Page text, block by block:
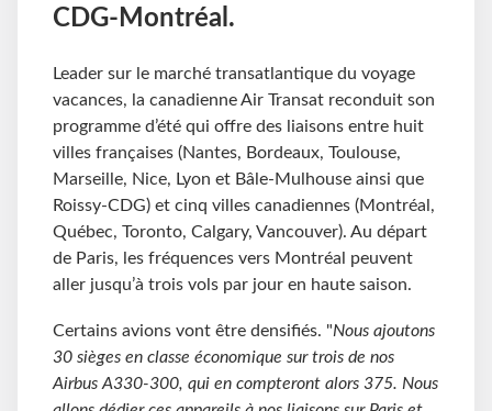
CDG-Montréal.
Leader sur le marché transatlantique du voyage
vacances, la canadienne Air Transat reconduit son
programme d’été qui offre des liaisons entre huit
villes françaises (Nantes, Bordeaux, Toulouse,
Marseille, Nice, Lyon et Bâle-Mulhouse ainsi que
Roissy-CDG) et cinq villes canadiennes (Montréal,
Québec, Toronto, Calgary, Vancouver). Au départ
de Paris, les fréquences vers Montréal peuvent
aller jusqu’à trois vols par jour en haute saison.
Certains avions vont être densifiés. "Nous ajoutons
30 sièges en classe économique sur trois de nos
Airbus A330-300, qui en compteront alors 375. Nous